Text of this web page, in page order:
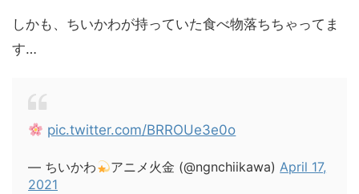
しかも、ちいかわが持っていた食べ物落ちちゃってま
す…
pic.twitter.com/BRROUe3e0o
— ちいかわ アニメ火金 (@ngnchiikawa)April 17,
2021